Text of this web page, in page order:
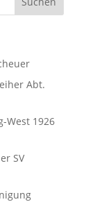
Abt.
West 1926
SV